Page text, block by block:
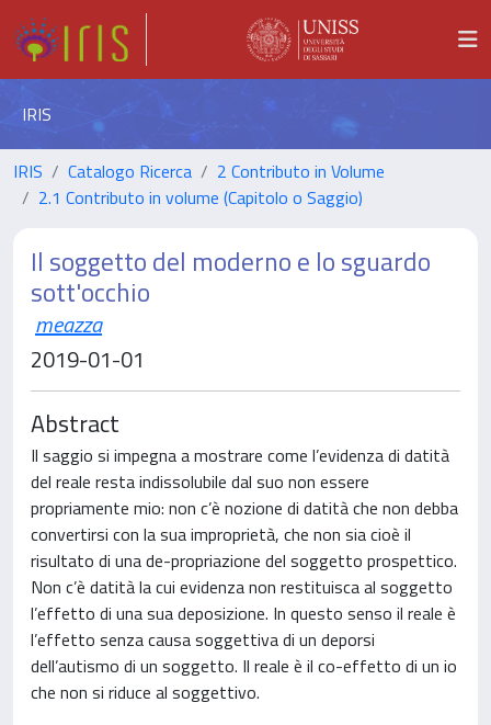
IRIS
IRIS Catalogo Ricerca
2 Contributo in Volume
2.1 Contributo in volume (Capitolo o Saggio)
Il soggetto del moderno e lo sguardo
sott'occhio
meazza
2019-01-01
Abstract
Il saggio si impegna a mostrare come l’evidenza di datità
del reale resta indissolubile dal suo non essere
propriamente mio: non c’è nozione di datità che non debba
convertirsi con la sua improprietà, che non sia cioè il
risultato di una de-propriazione del soggetto prospettico.
Non c’è datità la cui evidenza non restituisca al soggetto
l’effetto di una sua deposizione. In questo senso il reale è
l’effetto senza causa soggettiva di un deporsi
dell’autismo di un soggetto. Il reale è il co-effetto di un io
che non si riduce al soggettivo.